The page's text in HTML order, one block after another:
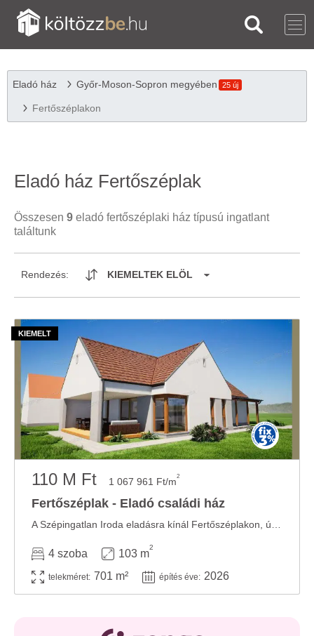
Eladó ház Győr-Moson-Sopron megyében 25 új
Fertőszéplakon
Eladó ház Fertőszéplak
Összesen 9 eladó fertőszéplaki ház típusú ingatlant
találtunk
Rendezés: KIEMELTEK ELÖL
110 M Ft 1 067 961 Ft/m2
Fertőszéplak - Eladó családi ház
4 szoba 103 m
2
telekméret: 701 m² építés éve: 2026